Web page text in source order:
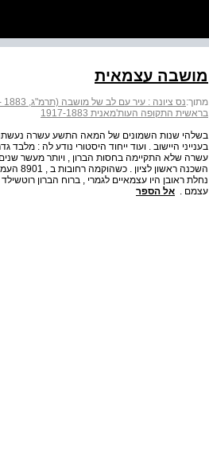
מושבה עצמאית
מתוך:נס ציונה : עיר עם לב של מושבה (תרמ"ג, 1883 - תשס"ג, 2003)
בראשית התקופה העות'מאנית 1917-1883
בשלהי שנות השמונים של המאה התשע עשרה נעשתה
בענייני היישוב . ועוד ייחוד היסטורי נודע לה :
עשרה שלא התקיימה בחסות הברון , ויותר מעשר
השכנה
נחלת ראובן היו עצמאיים לגמרי , ברוח הברון
עצמם . אל הספר